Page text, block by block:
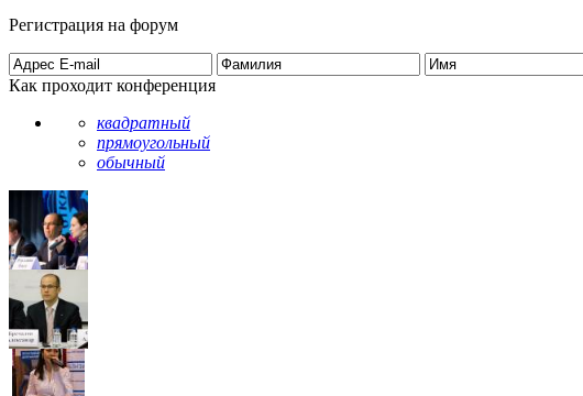
Регистрация на форум
Как проходит конференция
квадратный
прямоугольный
обычный